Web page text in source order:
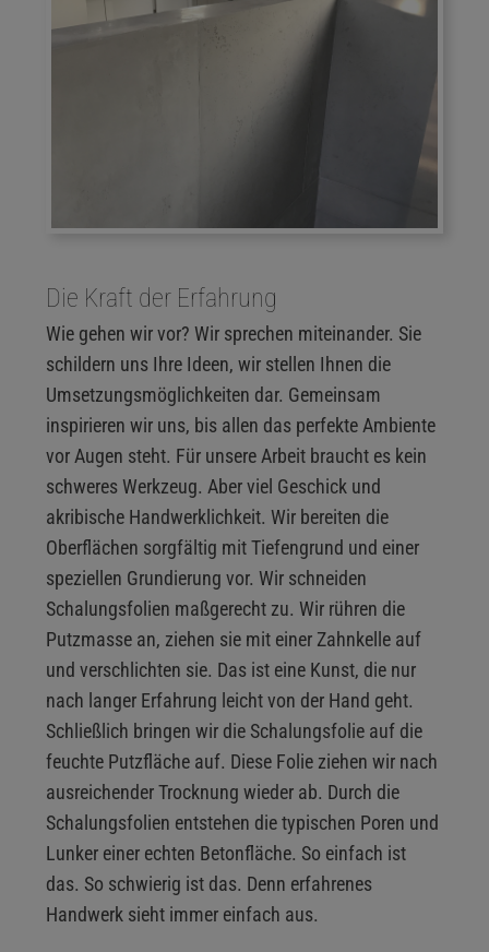
Die Kraft der Erfahrung
Wie gehen wir vor? Wir sprechen miteinander. Sie
schildern uns Ihre Ideen, wir stellen Ihnen die
Umsetzungsmöglichkeiten dar. Gemeinsam
inspirieren wir uns, bis allen das perfekte Ambiente
vor Augen steht. Für unsere Arbeit braucht es kein
schweres Werkzeug. Aber viel Geschick und
akribische Handwerklichkeit. Wir bereiten die
Oberflächen sorgfältig mit Tiefengrund und einer
speziellen Grundierung vor. Wir schneiden
Schalungsfolien maßgerecht zu. Wir rühren die
Putzmasse an, ziehen sie mit einer Zahnkelle auf
und verschlichten sie. Das ist eine Kunst, die nur
nach langer Erfahrung leicht von der Hand geht.
Schließlich bringen wir die Schalungsfolie auf die
feuchte Putzfläche auf. Diese Folie ziehen wir nach
ausreichender Trocknung wieder ab. Durch die
Schalungsfolien entstehen die typischen Poren und
Lunker einer echten Betonfläche. So einfach ist
das. So schwierig ist das. Denn erfahrenes
Handwerk sieht immer einfach aus.